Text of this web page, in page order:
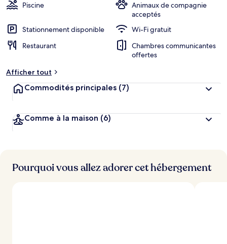
Piscine
Animaux de compagnie
acceptés
Stationnement disponible
Wi-Fi gratuit
Restaurant
Chambres communicantes
offertes
Afficher tout
Commodités principales (7)
Comme à la maison (6)
Pourquoi vous allez adorer cet hébergement